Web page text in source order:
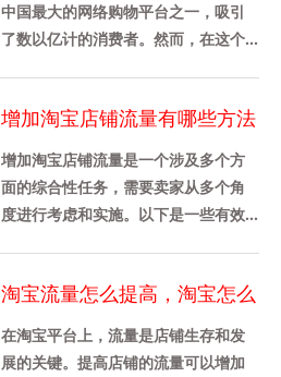
中国最大的网络购物平台之一，吸引
了数以亿计的消费者。然而，在这个
心......
增加淘宝店铺流量有哪些方法
途径？
增加淘宝店铺流量是一个涉及多个方
面的综合性任务，需要卖家从多个角
度进行考虑和实施。以下是一些有效
淘宝流量怎么提高，淘宝怎么
提高搜索流量
在淘宝平台上，流量是店铺生存和发
展的关键。提高店铺的流量可以增加